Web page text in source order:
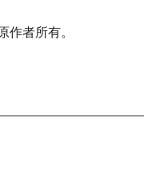
者所有。